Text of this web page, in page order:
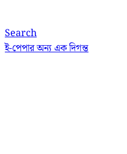
Search
ই-পেপারঅন্য এক দিগন্ত